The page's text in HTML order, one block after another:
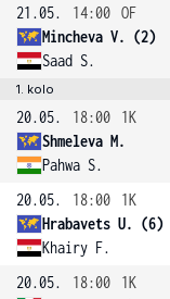
21.05.
14:00 OF
Mincheva V. (2)
Saad S.
1. kolo
20.05. 18:00
1K
Shmeleva M.
Pahwa S.
20.05.
18:00
1K
Hrabavets U. (6)
Khairy F.
20.05.
18:00
1K